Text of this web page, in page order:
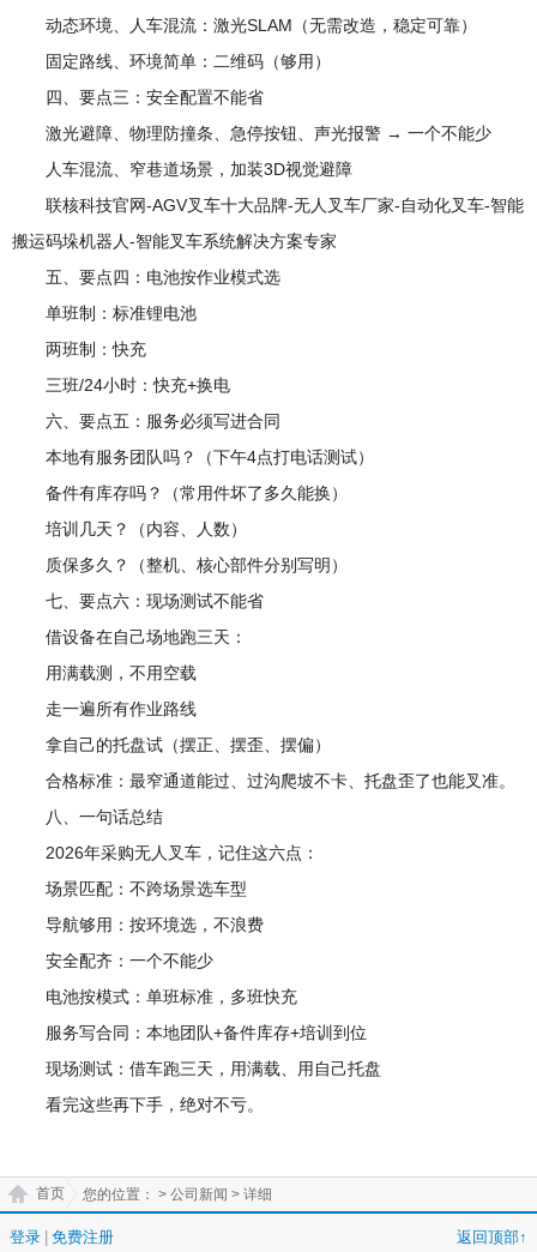
动态环境、人车混流：激光SLAM（无需改造，稳定可靠）
固定路线、环境简单：二维码（够用）
四、要点三：安全配置不能省
激光避障、物理防撞条、急停按钮、声光报警 → 一个不能少
人车混流、窄巷道场景，加装3D视觉避障
联核科技官网-AGV叉车十大品牌-无人叉车厂家-自动化叉车-智能
搬运码垛机器人-智能叉车系统解决方案专家
五、要点四：电池按作业模式选
单班制：标准锂电池
两班制：快充
三班/24小时：快充+换电
六、要点五：服务必须写进合同
本地有服务团队吗？（下午4点打电话测试）
备件有库存吗？（常用件坏了多久能换）
培训几天？（内容、人数）
质保多久？（整机、核心部件分别写明）
七、要点六：现场测试不能省
借设备在自己场地跑三天：
用满载测，不用空载
走一遍所有作业路线
拿自己的托盘试（摆正、摆歪、摆偏）
合格标准：最窄通道能过、过沟爬坡不卡、托盘歪了也能叉准。
八、一句话总结
2026年采购无人叉车，记住这六点：
场景匹配：不跨场景选车型
导航够用：按环境选，不浪费
安全配齐：一个不能少
电池按模式：单班标准，多班快充
服务写合同：本地团队+备件库存+培训到位
现场测试：借车跑三天，用满载、用自己托盘
看完这些再下手，绝对不亏。
您的位置：
首页 > 公司新闻 > 详细
登录 免费注册 返回顶部↑